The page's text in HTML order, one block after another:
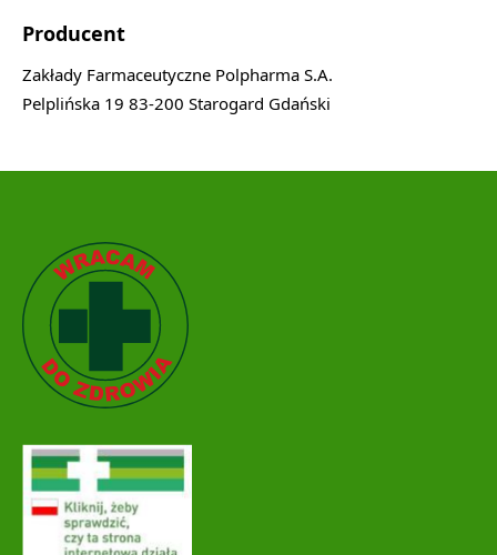
Producent
Zakłady Farmaceutyczne Polpharma S.A.
Pelplińska 19 83-200 Starogard Gdański